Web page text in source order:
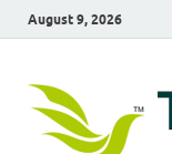
August 9, 2026